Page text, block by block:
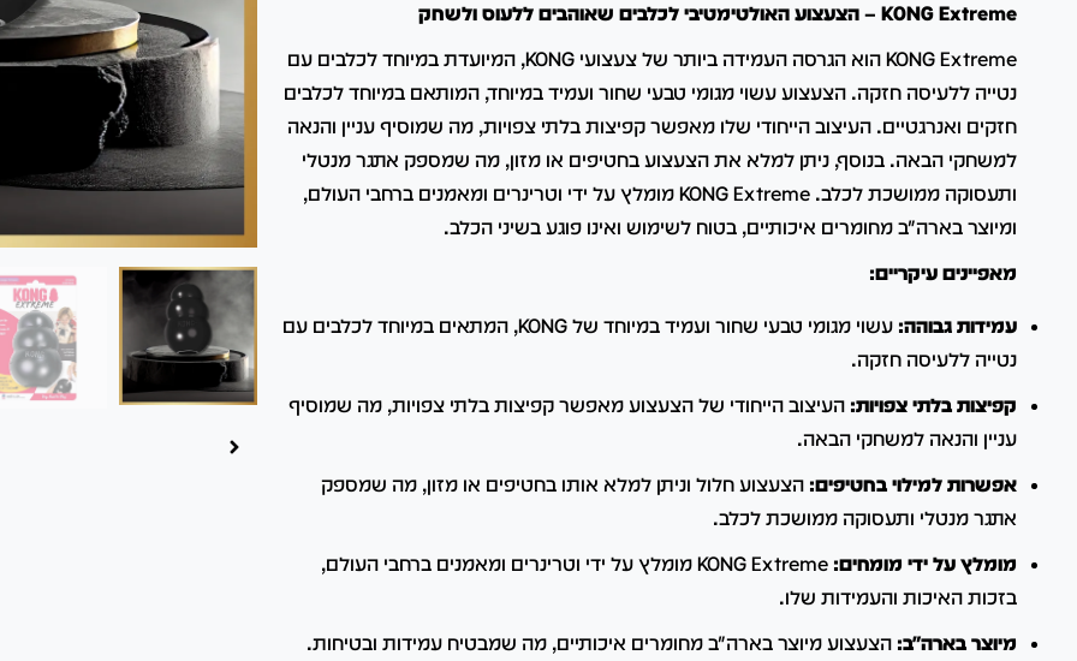
KONG Extreme – הצעצוע האולטימטיבי לכלבים שאוהבים ללעוס ולשחק
KONG Extreme הוא הגרסה העמידה ביותר של צעצועי KONG, המיועדת במיוחד לכלבים עם
נטייה ללעיסה חזקה. הצעצוע עשוי מגומי טבעי שחור ועמיד במיוחד, המותאם במיוחד לכלבים
חזקים ואנרגטיים. העיצוב הייחודי שלו מאפשר קפיצות בלתי צפויות, מה שמוסיף עניין והנאה
למשחקי הבאה. בנוסף, ניתן למלא את הצעצוע בחטיפים או מזון, מה שמספק אתגר מנטלי
ותעסוקה ממושכת לכלב.
KONG Extreme מומלץ על ידי וטרינרים ומאמנים ברחבי העולם,
ומיוצר בארה"ב מחומרים איכותיים, בטוח לשימוש ואינו פוגע בשיני הכלב.
מאפיינים עיקריים:
עמידות גבוהה:
עשוי מגומי טבעי שחור ועמיד במיוחד של KONG, המתאים במיוחד לכלבים עם
נטייה ללעיסה חזקה.
קפיצות בלתי צפויות: העיצוב הייחודי של הצעצוע מאפשר קפיצות בלתי צפויות, מה שמוסיף
עניין והנאה למשחקי הבאה.
אפשרות למילוי בחטיפים: הצעצוע חלול וניתן למלא אותו בחטיפים או מזון, מה שמספק
אתגר מנטלי ותעסוקה ממושכת לכלב.
מומלץ על ידי מומחים:
KONG Extreme מומלץ על ידי וטרינרים ומאמנים ברחבי העולם,
בזכות האיכות והעמידות שלו.
מיוצר בארה"ב: הצעצוע מיוצר בארה"ב מחומרים איכותיים, מה שמבטיח עמידות ובטיחות.